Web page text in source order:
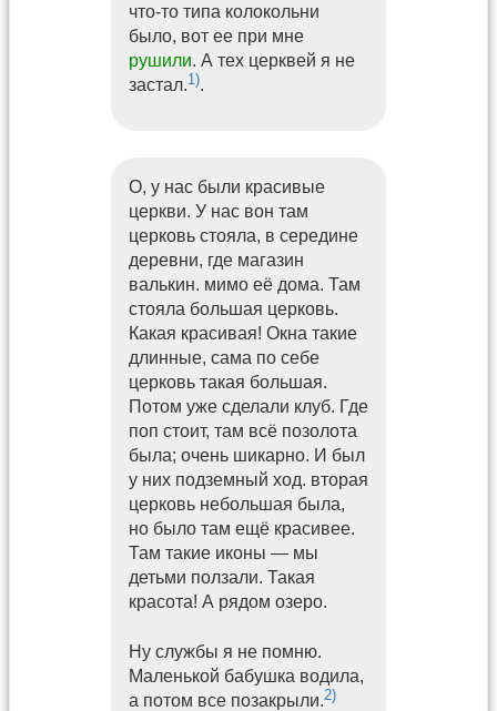
что-то типа колокольни
было, вот ее при мне
рушили. А тех церквей я не
застал.1).
О, у нас были красивые
церкви. У нас вон там
церковь стояла, в середине
деревни, где магазин
валькин. мимо её дома. Там
стояла большая церковь.
Какая красивая! Окна такие
длинные, сама по себе
церковь такая большая.
Потом уже сделали клуб. Где
поп стоит, там всё позолота
была; очень шикарно. И был
у них подземный ход. вторая
церковь небольшая была,
но было там ещё красивее.
Там такие иконы — мы
детьми ползали. Такая
красота! А рядом озеро.
Ну службы я не помню.
Маленькой бабушка водила,
а потом все позакрыли.2)